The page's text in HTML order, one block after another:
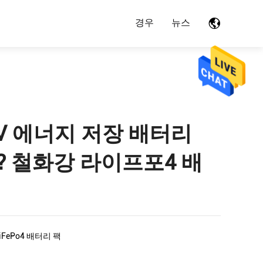
경우 뉴스
에너지 저장 배터리
철화강 라이프포4 배
배터리 팩